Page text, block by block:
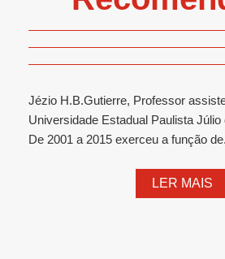
Jézio H.B.Gutierre, Professor
Universidade Estadual Paulista Júlio
De 2001 a 2015 exerceu a função
LER MAIS